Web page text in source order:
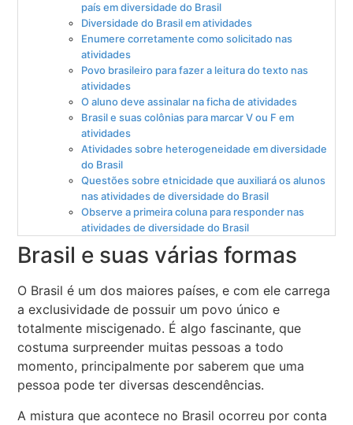
país em diversidade do Brasil
Diversidade do Brasil em atividades
Enumere corretamente como solicitado nas
atividades
Povo brasileiro para fazer a leitura do texto nas
atividades
O aluno deve assinalar na ficha de atividades
Brasil e suas colônias para marcar V ou F em
atividades
Atividades sobre heterogeneidade em diversidade
do Brasil
Questões sobre etnicidade que auxiliará os alunos
nas atividades de diversidade do Brasil
Observe a primeira coluna para responder nas
atividades de diversidade do Brasil
Brasil e suas várias formas
O Brasil é um dos maiores países, e com ele carrega
a exclusividade de possuir um povo único e
totalmente miscigenado. É algo fascinante, que
costuma surpreender muitas pessoas a todo
momento, principalmente por saberem que uma
pessoa pode ter diversas descendências.
A mistura que acontece no Brasil ocorreu por conta